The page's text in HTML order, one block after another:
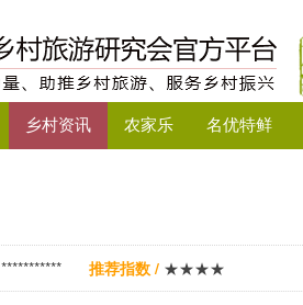
乡村资讯 农家乐 名优特鲜
*********** 推荐指数 / ★★★★